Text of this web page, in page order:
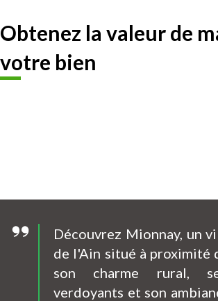
Obtenez la valeur de
votre bien
Découvrez Mionnay, un
de l'Ain situé à proximité
son charme rural,
verdoyants et son